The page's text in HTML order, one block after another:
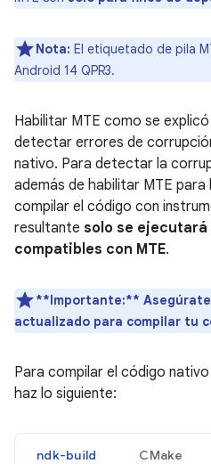
Nota: El etiquetado de pila
Android 14 QPR3.
Habilitar MTE como se
detectar errores de
nativo. Para detectar la
además de habilitar MTE para
compilar el código con
resultante solo se
compatibles con MTE.
**Importante:**
actualizado para compilar tu
Para compilar el código
haz lo siguiente:
ndk-build CMake